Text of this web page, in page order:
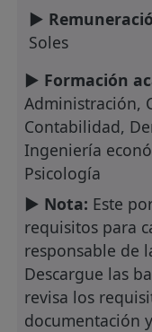
►
Soles
► Formación
Administración,
Contabilidad,
Ingeniería
Psicología
► Nota: Este
requisitos para
responsable de
Descargue las
revisa los
documentación